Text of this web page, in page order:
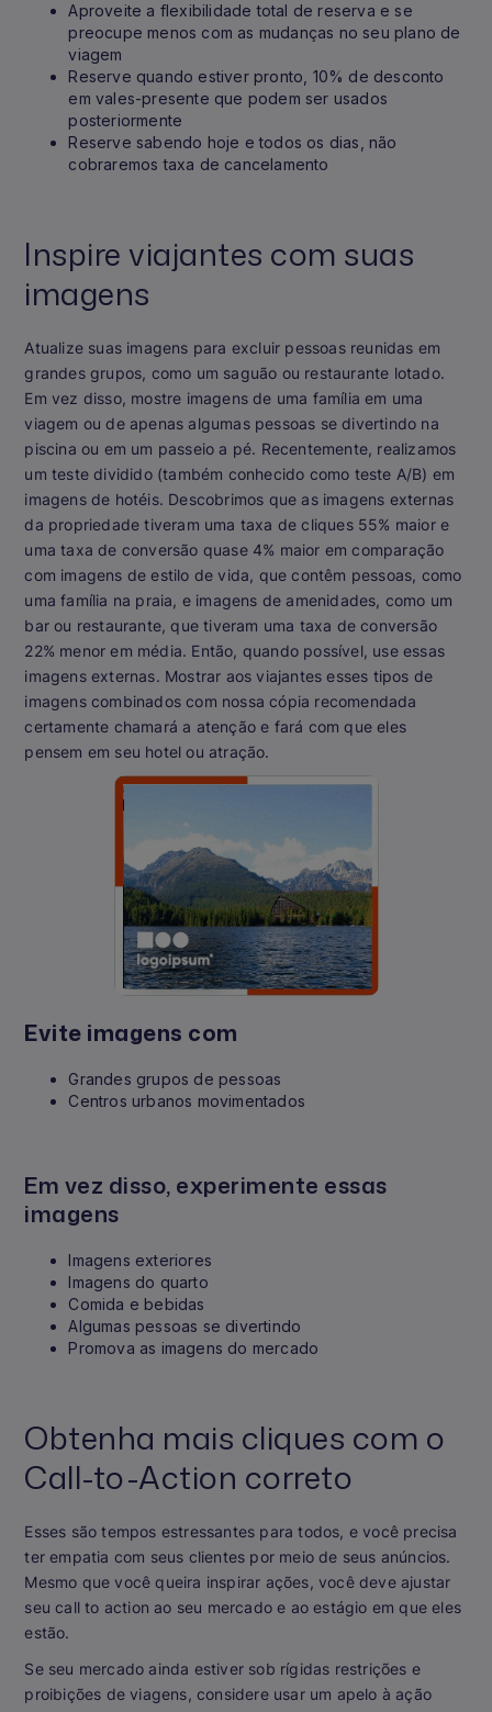
Aproveite a flexibilidade total de reserva e se
preocupe menos com as mudanças no seu plano de
viagem
Reserve quando estiver pronto, 10% de desconto
em vales-presente que podem ser usados
posteriormente
Reserve sabendo hoje e todos os dias, não
cobraremos taxa de cancelamento
Inspire viajantes com suas
imagens
Atualize suas imagens para excluir pessoas reunidas em
grandes grupos, como um saguão ou restaurante lotado.
Em vez disso, mostre imagens de uma família em uma
viagem ou de apenas algumas pessoas se divertindo na
piscina ou em um passeio a pé. Recentemente, realizamos
um teste dividido (também conhecido como teste A/B) em
imagens de hotéis. Descobrimos que as imagens externas
da propriedade tiveram uma taxa de cliques 55% maior e
uma taxa de conversão quase 4% maior em comparação
com imagens de estilo de vida, que contêm pessoas, como
uma família na praia, e imagens de amenidades, como um
bar ou restaurante, que tiveram uma taxa de conversão
22% menor em média. Então, quando possível, use essas
imagens externas. Mostrar aos viajantes esses tipos de
imagens combinados com nossa cópia recomendada
certamente chamará a atenção e fará com que eles
pensem em seu hotel ou atração.
Evite imagens com
Grandes grupos de pessoas
Centros urbanos movimentados
Em vez disso, experimente essas
imagens
Imagens exteriores
Imagens do quarto
Comida e bebidas
Algumas pessoas se divertindo
Promova as imagens do mercado
Obtenha mais cliques com o
Call-to-Action correto
Esses são tempos estressantes para todos, e você precisa
ter empatia com seus clientes por meio de seus anúncios.
Mesmo que você queira inspirar ações, você deve ajustar
seu call to action ao seu mercado e ao estágio em que eles
estão.
Se seu mercado ainda estiver sob rígidas restrições e
proibições de viagens, considere usar um apelo à ação